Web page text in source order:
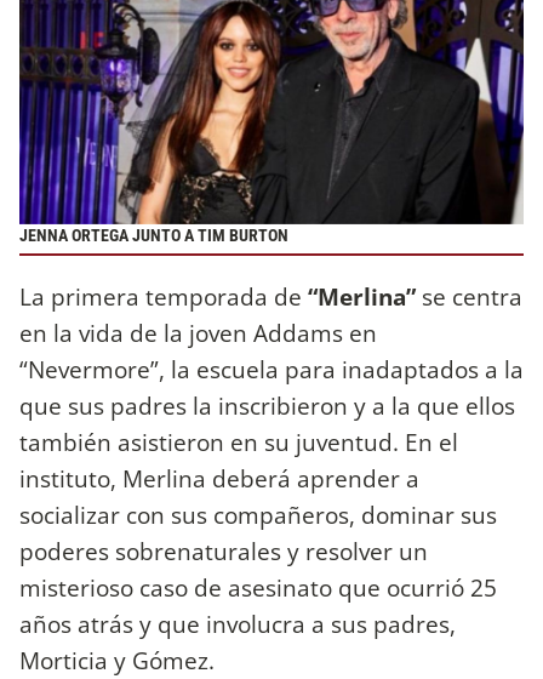
JENNA ORTEGA JUNTO A TIM BURTON
La primera temporada de “Merlina”se centra
en la vida de la joven Addams en
“Nevermore”, la escuela para inadaptados a la
que sus padres la inscribieron y a la que ellos
también asistieron en su juventud. En el
instituto, Merlina deberá aprender a
socializar con sus compañeros, dominar sus
poderes sobrenaturales y resolver un
misterioso caso de asesinato que ocurrió 25
años atrás y que involucra a sus padres,
Morticia y Gómez.